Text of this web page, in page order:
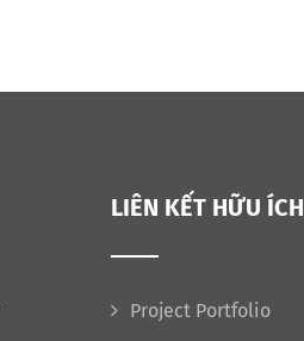
LIÊN KẾT HỮU ÍCH
Project Portfolio